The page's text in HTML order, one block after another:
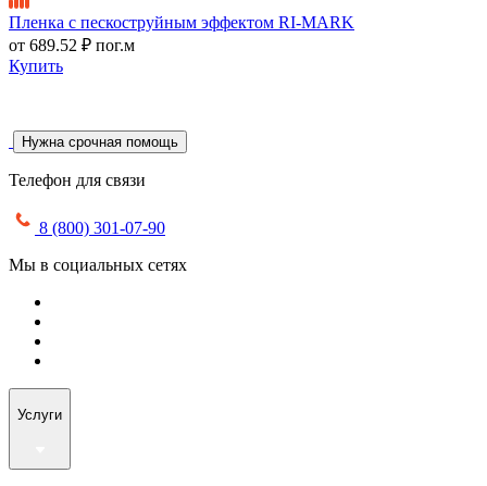
Пленка с пескоструйным эффектом RI-MARK
от 689.52 ₽ пог.м
Купить
Нужна срочная помощь
Телефон для связи
8 (800) 301-07-90
Мы в социальных сетях
Услуги